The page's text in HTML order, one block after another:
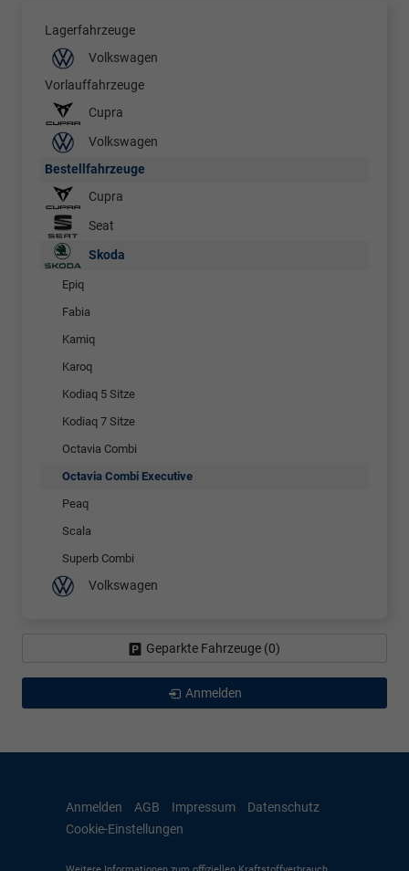
Lagerfahrzeuge
Volkswagen
Vorlauffahrzeuge
Cupra
Volkswagen
Bestellfahrzeuge
Cupra
Seat
Skoda
Epiq
Fabia
Kamiq
Karoq
Kodiaq 5 Sitze
Kodiaq 7 Sitze
Octavia Combi
Octavia Combi Executive
Peaq
Scala
Superb Combi
Volkswagen
Geparkte Fahrzeuge (0)
Anmelden
Anmelden AGB Impressum
Datenschutz
Cookie-Einstellungen